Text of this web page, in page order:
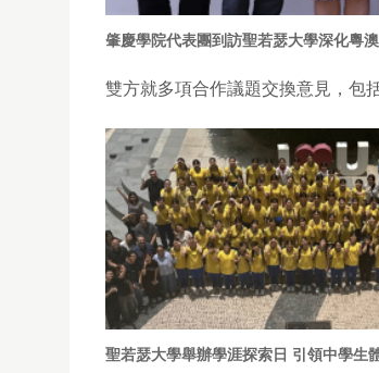
肇慶學院代表團到訪聖若瑟大學深化粵
雙方就多項合作議題交換意見，包
聖若瑟大學舉辦學涯探索日 引領中學生